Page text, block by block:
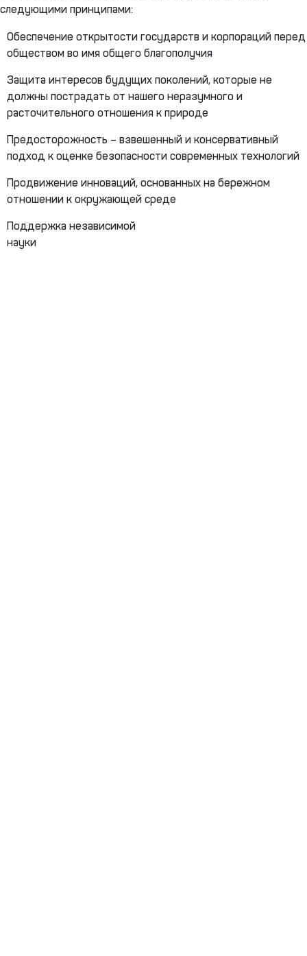
следующими принципами:
Обеспечение открытости государств и корпораций перед
обществом во имя общего благополучия
Защита интересов будущих поколений, которые не
должны пострадать от нашего неразумного и
расточительного отношения к природе
Предосторожность – взвешенный и консервативный
подход к оценке безопасности современных технологий
Продвижение инноваций, основанных на бережном
отношении к окружающей среде
Поддержка независимой
науки